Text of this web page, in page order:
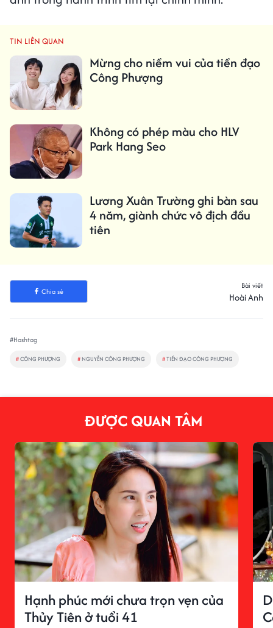
TIN LIÊN QUAN
Mừng cho niềm vui của tiền đạo
Công Phượng
Không có phép màu cho HLV
Park Hang Seo
Lương Xuân Trường ghi bàn sau
4 năm, giành chức vô địch đầu
tiên
Chia sẻ
Bài viết
Hoài Anh
#Hashtag
#CÔNG PHƯỢNG # NGUYỄN CÔNG PHƯỢNG #TIỀN ĐẠO CÔNG PHƯỢNG
ĐƯỢC QUAN TÂM
Hạnh phúc mới chưa trọn vẹn của
Thủy Tiên ở tuổi 41